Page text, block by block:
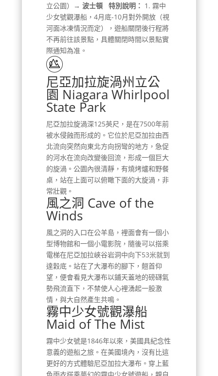
立公園）→ 波士頓 特別說明： 1. 霧中
少女號觀瀑船，4月底-10月對外開放（視
河面冰凍情況而定），遊船關閉後行程將
不再前往該景點，具體關閉時間以景點實
際通知為准。
尼亞加拉旋渦州立公
園 Niagara Whirlpool
State Park
尼亞加拉旋渦深125英尺，是在7500年前
被水侵蝕而形成的。它位於尼亞加拉由西
北流向突然向東北方向拐彎的地方，急促
的河水在流向改變後回流，形成一個巨大
的旋渦。公園內很清靜，有燒烤爐和野餐
桌，站在上面可以俯瞰下面的大旋渦，非
常壯觀。
風之洞 Cave of the
Winds
風之洞的入口在公羊島，裡面會有一個小
型博物館和一個小電影院，隨後可以搭乘
電梯在尼亞加拉峽谷岩洞中向下53米就到
達穀底。站在了大瀑布的腳下，翹首仰
望，便會看見大瀑布以鋪天蓋地的磅礴氣
勢飛流直下，不禁使人心裡湧起一股激
情，與大自然產生共鳴。
霧中少女號觀瀑船
Maid of The Mist
霧中少女號是1846年以來，美國具紀念性
意義的遊船之旅。在美國境內，沒有比這
更好的方式體驗尼亞加拉大瀑布。穿上藍